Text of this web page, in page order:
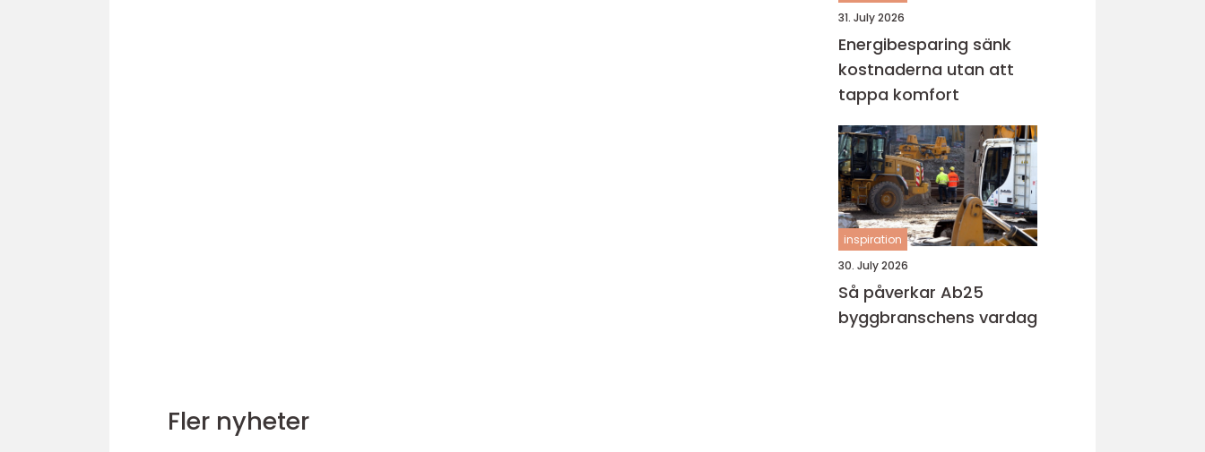
31. July 2026
Energibesparing sänk
kostnaderna utan att
tappa komfort
inspiration
30. July 2026
Så påverkar Ab25
byggbranschens vardag
Fler nyheter